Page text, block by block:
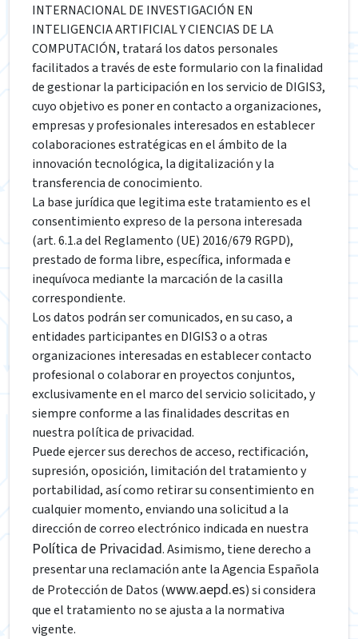
INTERNACIONAL DE INVESTIGACIÓN EN
INTELIGENCIA ARTIFICIAL Y CIENCIAS DE LA
COMPUTACIÓN, tratará los datos personales
facilitados a través de este formulario con la finalidad
de gestionar la participación en los servicio de DIGIS3,
cuyo objetivo es poner en contacto a organizaciones,
empresas y profesionales interesados en establecer
colaboraciones estratégicas en el ámbito de la
innovación tecnológica, la digitalización y la
transferencia de conocimiento.
La base jurídica que legitima este tratamiento es el
consentimiento expreso de la persona interesada
(art. 6.1.a del Reglamento (UE) 2016/679 RGPD),
prestado de forma libre, específica, informada e
inequívoca mediante la marcación de la casilla
correspondiente.
Los datos podrán ser comunicados, en su caso, a
entidades participantes en DIGIS3 o a otras
organizaciones interesadas en establecer contacto
profesional o colaborar en proyectos conjuntos,
exclusivamente en el marco del servicio solicitado, y
siempre conforme a las finalidades descritas en
nuestra política de privacidad.
Puede ejercer sus derechos de acceso, rectificación,
supresión, oposición, limitación del tratamiento y
portabilidad, así como retirar su consentimiento en
cualquier momento, enviando una solicitud a la
dirección de correo electrónico indicada en nuestra
Política de Privacidad. Asimismo, tiene derecho a
presentar una reclamación ante la Agencia Española
de Protección de Datos (www.aepd.es) si considera
que el tratamiento no se ajusta a la normativa
vigente.